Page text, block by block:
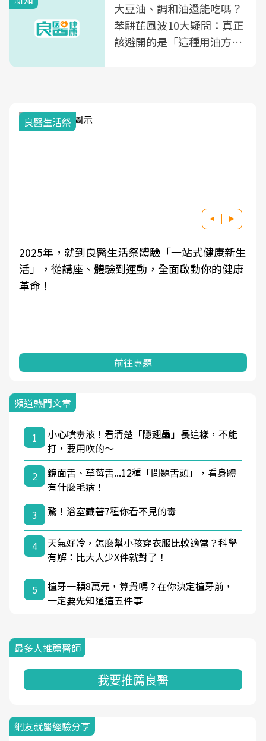
大豆油、調和油還能吃嗎？
苯駢芘風波10大疑問：真正
該避開的是「這種用油方
良醫生活祭
2025年，就到良醫生活祭體驗「一站式健康新生
活」，從講座、體驗到運動，全面啟動你的健康
革命！
前往專題
頻道熱門文章
1
小心噴毒液！看清楚「隱翅蟲」長這樣，不能
打，要用吹的～
2
鏡面舌、草莓舌...12種「問題舌頭」，看身體
有什麼毛病！
3
驚！浴室藏著7種你看不見的毒
4
天氣好冷，怎麼幫小孩穿衣服比較適當？科學
有解：比大人少X件就對了！
5
植牙一顆8萬元，算貴嗎？在你決定植牙前，
一定要先知道這五件事
最多人推薦醫師
我要推薦良醫
網友就醫經驗分享